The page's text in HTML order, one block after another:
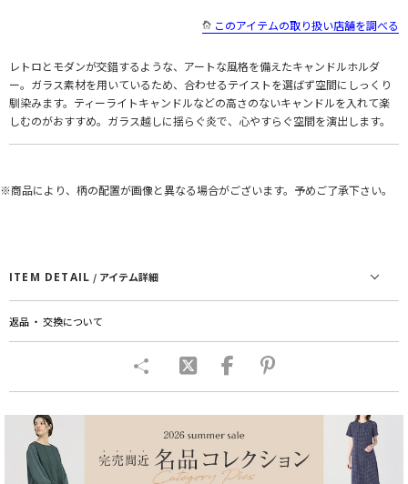
このアイテムの取り扱い店舗を調べる
レトロとモダンが交錯するような、アートな風格を備えたキャンドルホルダ
ー。ガラス素材を用いているため、合わせるテイストを選ばず空間にしっくり
馴染みます。ティーライトキャンドルなどの高さのないキャンドルを入れて楽
しむのがおすすめ。ガラス越しに揺らぐ炎で、心やすらぐ空間を演出します。
※商品により、柄の配置が画像と異なる場合がございます。予めご了承下さい。
ITEM DETAIL / アイテム詳細
返品 ・ 交換について